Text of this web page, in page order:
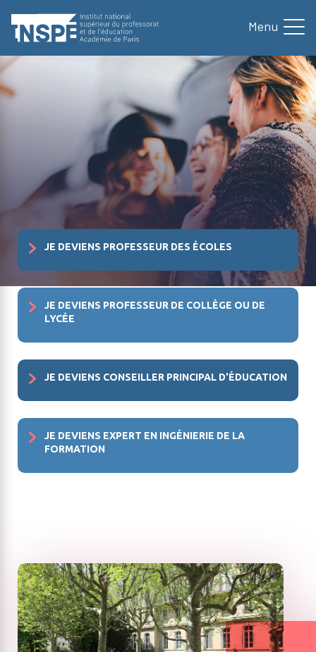
contenu
principal
JE DEVIENS PROFESSEUR DES ÉCOLES
JE DEVIENS PROFESSEUR DE COLLÈGE OU DE
LYCÉE
JE DEVIENS CONSEILLER PRINCIPAL D'ÉDUCATION
JE DEVIENS EXPERT EN INGÉNIERIE DE LA
FORMATION